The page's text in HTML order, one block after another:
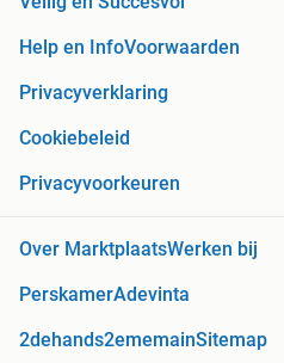
Help en InfoVoorwaarden
Privacyverklaring
Cookiebeleid
Privacyvoorkeuren
Over MarktplaatsWerken bij
PerskamerAdevinta
2dehands2ememainSitemap